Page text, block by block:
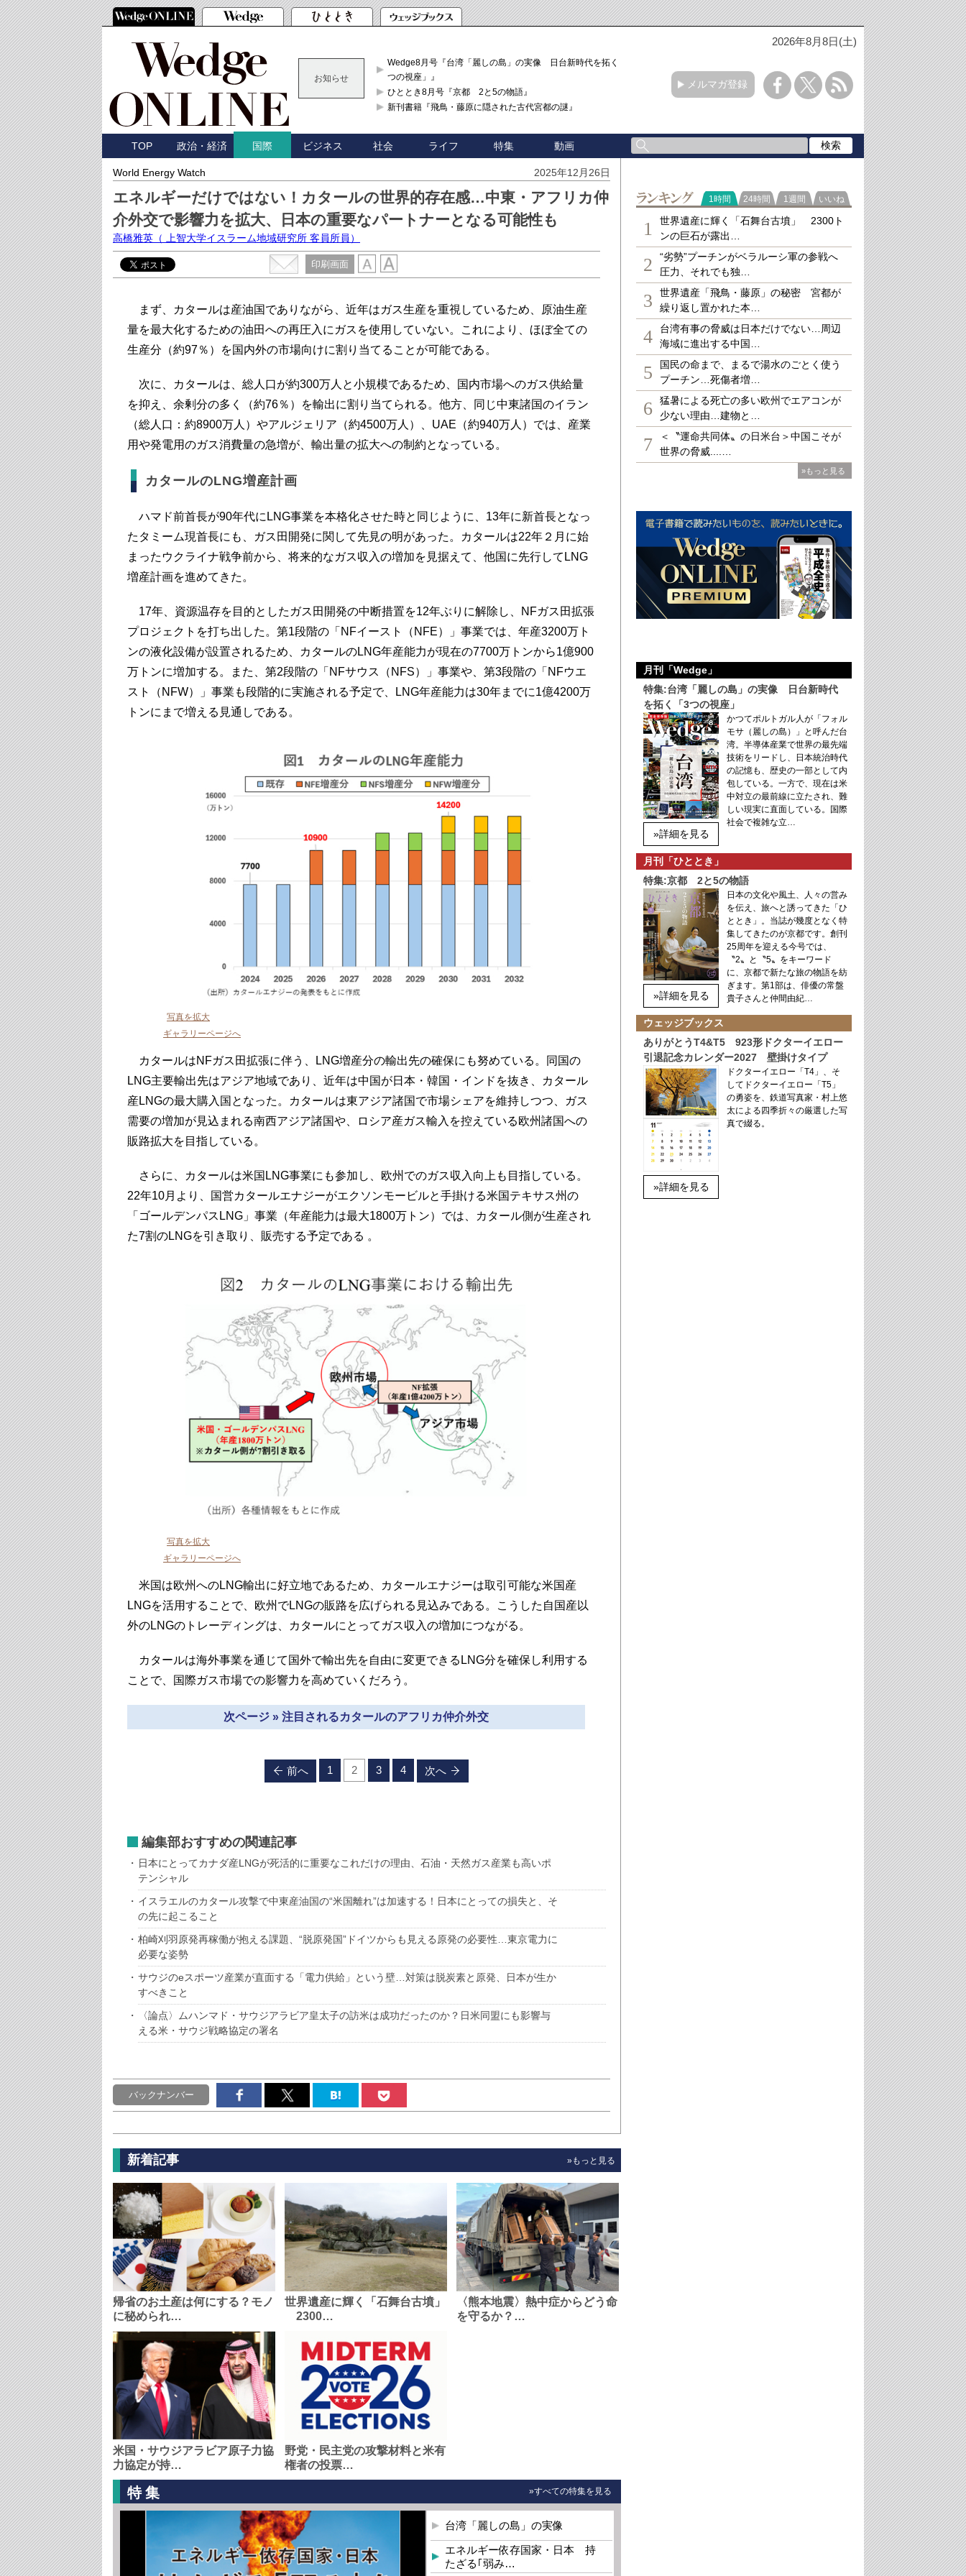
2026年8月8日(土)
お知らせ
Wedge8月号『台湾「麗しの島」の実像 日台新時代を拓く「3
つの視座」』
ひととき8月号『京都 2と5の物語』
新刊書籍『飛鳥・藤原に隠された古代宮都の謎』
メルマガ登録
TOP 政治・経済 国際 ビジネス 社会 ライフ 特集 動画
World Energy Watch 2025年12月26日
エネルギーだけではない！カタールの世界的存在感…中東・アフリカ仲
介外交で影響力を拡大、日本の重要なパートナーとなる可能性も
高橋雅英 （ 上智大学イスラーム地域研究所 客員所員）
印刷画面
まず、カタールは産油国でありながら、近年はガス生産を重視しているため、原油生産
量を最大化するための油田への再圧入にガスを使用していない。これにより、ほぼ全ての
生産分（約97％）を国内外の市場向けに割り当てることが可能である。
次に、カタールは、総人口が約300万人と小規模であるため、国内市場へのガス供給量
を抑え、余剰分の多く（約76％）を輸出に割り当てられる。他方、同じ中東諸国のイラン
（総人口：約8900万人）やアルジェリア（約4500万人）、UAE（約940万人）では、産業
用や発電用のガス消費量の急増が、輸出量の拡大への制約となっている。
カタールのLNG増産計画
ハマド前首長が90年代にLNG事業を本格化させた時と同じように、13年に新首長となっ
たタミーム現首長にも、ガス田開発に関して先見の明があった。カタールは22年２月に始
まったウクライナ戦争前から、将来的なガス収入の増加を見据えて、他国に先行してLNG
増産計画を進めてきた。
17年、資源温存を目的としたガス田開発の中断措置を12年ぶりに解除し、NFガス田拡張
プロジェクトを打ち出した。第1段階の「NFイースト（NFE）」事業では、年産3200万ト
ンの液化設備が設置されるため、カタールのLNG年産能力が現在の7700万トンから1億900
万トンに増加する。また、第2段階の「NFサウス（NFS）」事業や、第3段階の「NFウエ
スト（NFW）」事業も段階的に実施される予定で、LNG年産能力は30年までに1億4200万
トンにまで増える見通しである。
写真を拡大
ギャラリーページへ
カタールはNFガス田拡張に伴う、LNG増産分の輸出先の確保にも努めている。同国の
LNG主要輸出先はアジア地域であり、近年は中国が日本・韓国・インドを抜き、カタール
産LNGの最大購入国となった。カタールは東アジア諸国で市場シェアを維持しつつ、ガス
需要の増加が見込まれる南西アジア諸国や、ロシア産ガス輸入を控えている欧州諸国への
販路拡大を目指している。
さらに、カタールは米国LNG事業にも参加し、欧州でのガス収入向上も目指している。
22年10月より、国営カタールエナジーがエクソンモービルと手掛ける米国テキサス州の
「ゴールデンパスLNG」事業（年産能力は最大1800万トン）では、カタール側が生産され
た7割のLNGを引き取り、販売する予定である 。
写真を拡大
ギャラリーページへ
米国は欧州へのLNG輸出に好立地であるため、カタールエナジーは取引可能な米国産
LNGを活用することで、欧州でLNGの販路を広げられる見込みである。こうした自国産以
外のLNGのトレーディングは、カタールにとってガス収入の増加につながる。
カタールは海外事業を通じて国外で輸出先を自由に変更できるLNG分を確保し利用する
ことで、国際ガス市場での影響力を高めていくだろう。
次ページ » 注目されるカタールのアフリカ仲介外交
前へ 1 2 3 4 次へ
編集部おすすめの関連記事
日本にとってカナダ産LNGが死活的に重要なこれだけの理由、石油・天然ガス産業も高いポ
テンシャル
イスラエルのカタール攻撃で中東産油国の“米国離れ”は加速する！日本にとっての損失と、そ
の先に起こること
柏崎刈羽原発再稼働が抱える課題、“脱原発国”ドイツからも見える原発の必要性…東京電力に
必要な姿勢
サウジのeスポーツ産業が直面する「電力供給」という壁…対策は脱炭素と原発、日本が生か
すべきこと
〈論点〉ムハンマド・サウジアラビア皇太子の訪米は成功だったのか？日米同盟にも影響与
える米・サウジ戦略協定の署名
バックナンバー
新着記事 »もっと見る
帰省のお土産は何にする？モノ
に秘められ…
世界遺産に輝く「石舞台古墳」
2300…
〈熊本地震〉熱中症からどう命
を守るか？…
米国・サウジアラビア原子力協
力協定が持…
野党・民主党の攻撃材料と米有
権者の投票…
特集 »すべての特集を見る
台湾「麗しの島」の実像
エネルギー依存国家・日本 持
たざる｢弱み…
ランキング
1時間 24時間 1週間 いいね
1
世界遺産に輝く「石舞台古墳」 2300ト
ンの巨石が露出…
2
“劣勢”プーチンがベラルーシ軍の参戦へ
圧力、それでも独…
3
世界遺産「飛鳥・藤原」の秘密 宮都が
繰り返し置かれた本…
4
台湾有事の脅威は日本だけでない…周辺
海域に進出する中国…
5
国民の命まで、まるで湯水のごとく使う
プーチン…死傷者増…
6
猛暑による死亡の多い欧州でエアコンが
少ない理由…建物と…
7
＜〝運命共同体〟の日米台＞中国こそが
世界の脅威....…
»もっと見る
月刊「Wedge」
特集:台湾「麗しの島」の実像 日台新時代
を拓く「3つの視座」
»詳細を見る
かつてポルトガル人が「フォル
モサ（麗しの島）」と呼んだ台
湾。半導体産業で世界の最先端
技術をリードし、日本統治時代
の記憶も、歴史の一部として内
包している。一方で、現在は米
中対立の最前線に立たされ、難
しい現実に直面している。国際
社会で複雑な立…
月刊「ひととき」
特集:京都 2と5の物語
»詳細を見る
日本の文化や風土、人々の営み
を伝え、旅へと誘ってきた「ひ
ととき」。当誌が幾度となく特
集してきたのが京都です。創刊
25周年を迎える今号では、
〝2〟と〝5〟をキーワード
に、京都で新たな旅の物語を紡
ぎます。第1部は、俳優の常盤
貴子さんと仲間由紀…
ウェッジブックス
ありがとうT4&T5 923形ドクターイエロー
引退記念カレンダー2027 壁掛けタイプ
»詳細を見る
ドクターイエロー「T4」、そ
してドクターイエロー「T5」
の勇姿を、鉄道写真家・村上悠
太による四季折々の厳選した写
真で綴る。